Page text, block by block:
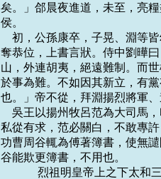
矣。」郃晨夜進道，未至，亮
侯。
初，公孫康卒，子晃、淵等
奪恭位，上書言狀。侍中劉曄
山，外連胡夷，絕遠難制。而
於事為難。不如因其新立，有
也。」帝不從，拜淵揚烈將軍、
吳王以揚州牧呂范為大司馬
私從有求，范必關白，不敢專
功曹周谷輒為傅著簿書，使無
谷能欺更簿書，不用也。
　　 烈祖明皇帝上之下太和